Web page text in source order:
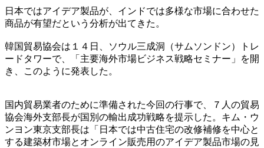
日本ではアイデア製品が、インドでは多様な市場に合わせた
商品が有望だという分析が出てきた。
韓国貿易協会は１４日、ソウル三成洞（サムソンドン）トレ
ードタワーで、「主要海外市場ビジネス戦略セミナー」を開
き、このように発表した。
国内貿易業者のために準備された今回の行事で、７人の貿易
協会海外支部長が国別の輸出成功戦略を提示した。キム・ウ
ンヨン東京支部長は「日本では中古住宅の改修補修を中心と
する建築材市場とオンライン販売用のアイデア製品市場の見